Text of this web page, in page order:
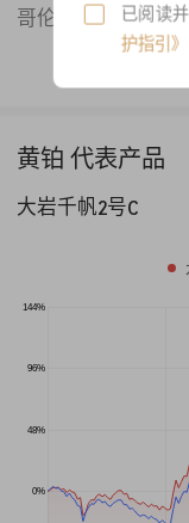
哥伦比亚大学运筹
师从冯诺依曼奖获
向大规模机器学
银行美林证券量化
黄铂 代表产品
大岩千帆2号C
0%
48%
96%
144%
已阅读
护指引》